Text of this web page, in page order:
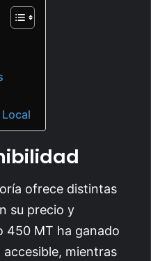
ofrece distintas
su precio y
450 MT ha ganado
mientras